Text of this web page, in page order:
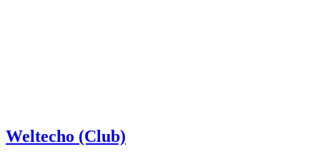
Weltecho (Club)